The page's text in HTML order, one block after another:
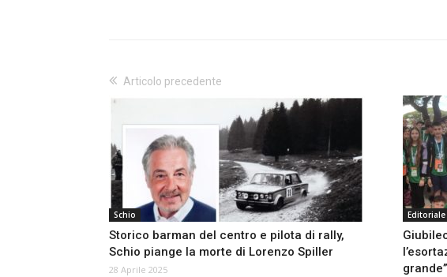
Articolo precedente
Schio
Storico barman del centro e pilota di rally,
Schio piange la morte di Lorenzo Spiller
28 Aprile 2025
Editoriale
grande”